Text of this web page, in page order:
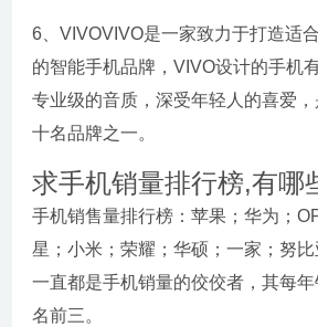
6、VIVOVIVO是一家致力于打造适
的智能手机品牌，VIVO设计的手机
专业级的音质，深受年轻人的喜爱
十名品牌之一。
求手机销量排行榜,有哪
手机销售量排行榜：苹果；华为；
星；小米；荣耀；华硕；一家；努比
一直都是手机销量的佼佼者，其每
名前三。